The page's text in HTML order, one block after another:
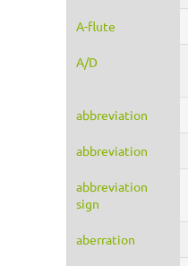
A-flute
A/D
abbreviation
abbreviation
abbreviation
sign
aberration